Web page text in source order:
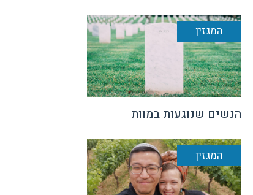
המגזין
הנשים שנוגעות במוות
המגזין